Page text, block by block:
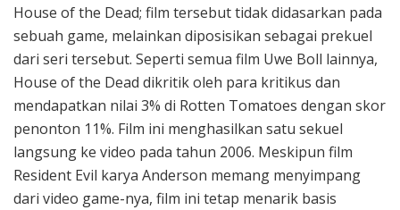
House of the Dead; film tersebut tidak didasarkan pada
sebuah game, melainkan diposisikan sebagai prekuel
dari seri tersebut. Seperti semua film Uwe Boll lainnya,
House of the Dead dikritik oleh para kritikus dan
mendapatkan nilai 3% di Rotten Tomatoes dengan skor
penonton 11%. Film ini menghasilkan satu sekuel
langsung ke video pada tahun 2006. Meskipun film
Resident Evil karya Anderson memang menyimpang
dari video game-nya, film ini tetap menarik basis